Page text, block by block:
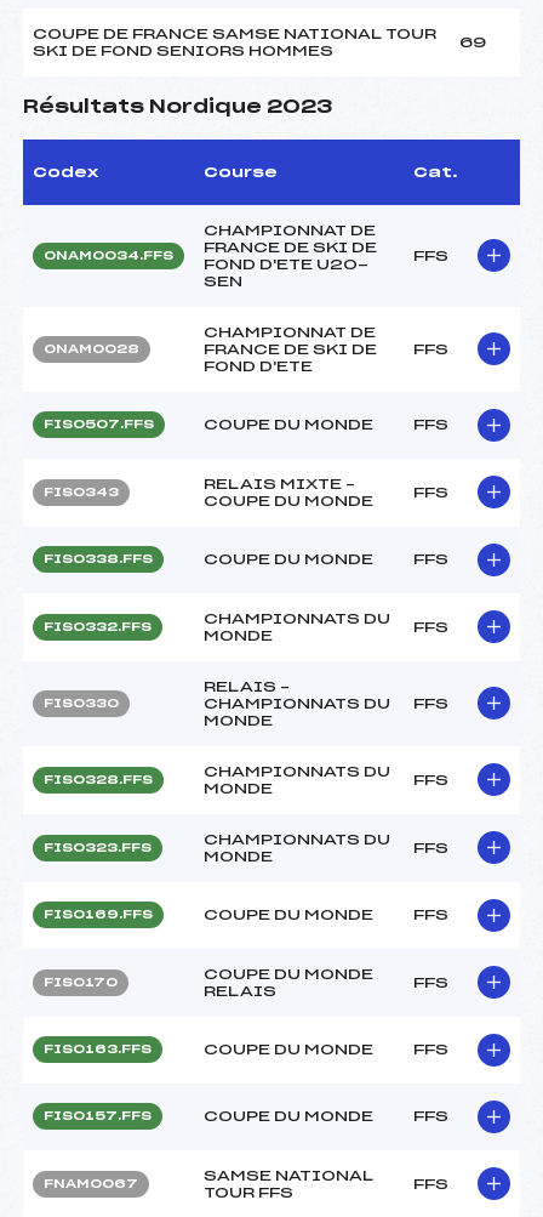
COUPE DE FRANCE SAMSE NATIONAL TOUR
SKI DE FOND SENIORS HOMMES
69
Résultats Nordique 2023
Codex Course Cat.
ONAM0034.FFS
CHAMPIONNAT DE
FRANCE DE SKI DE
FOND D'ETE U20-
SEN
FFS
ONAM0028
CHAMPIONNAT DE
FRANCE DE SKI DE
FOND D'ETE
FFS
FIS0507.FFS COUPE DU MONDE FFS
FIS0343
RELAIS MIXTE –
COUPE DU MONDE
FFS
FIS0338.FFS COUPE DU MONDE FFS
FIS0332.FFS
CHAMPIONNATS DU
MONDE
FFS
FIS0330
RELAIS –
CHAMPIONNATS DU
MONDE
FFS
FIS0328.FFS
CHAMPIONNATS DU
MONDE
FFS
FIS0323.FFS
CHAMPIONNATS DU
MONDE
FFS
FIS0169.FFS COUPE DU MONDE FFS
FIS0170
COUPE DU MONDE
RELAIS
FFS
FIS0163.FFS COUPE DU MONDE FFS
FIS0157.FFS COUPE DU MONDE FFS
FNAM0067
SAMSE NATIONAL
TOUR FFS
FFS